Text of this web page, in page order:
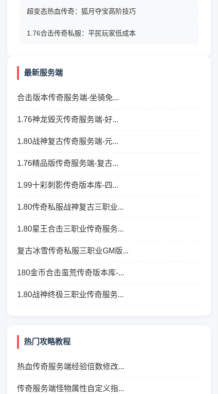
超变态热血传奇：狐月夺宝高阶技巧
1.76合击传奇私服：平民玩家低成本
最新服务端
合击版本传奇服务端-坐骑免...
1.76神龙毁灭传奇服务端-好...
1.80战神复古传奇服务端-元...
1.76精品版传奇服务端-复古...
1.99十彩刺影传奇版本库-四...
1.80传奇私服战神复古三职业...
1.80星王合击三职业传奇服务...
复古冰雪传奇私服三职业GM版...
180金币合击蛮荒传奇版本库-...
1.80战神终极三职业传奇服务...
热门攻略教程
热血传奇服务端经验倍数修改...
传奇服务端怪物属性自定义指...